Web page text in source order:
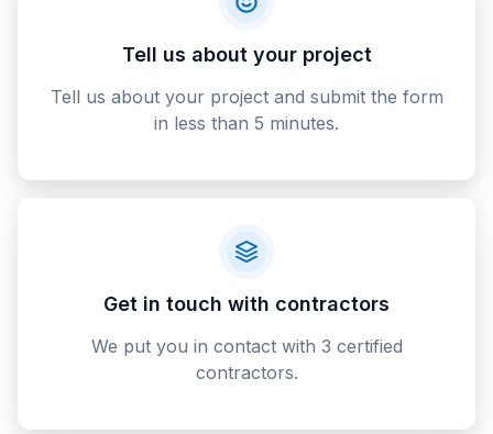
Tell us about your project
Tell us about your project and submit the form
in less than 5 minutes.
Get in touch with contractors
We put you in contact with 3 certified
contractors.